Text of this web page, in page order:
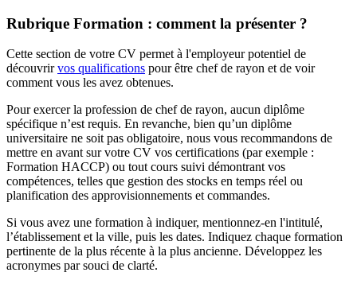
Rubrique Formation : comment la présenter ?
Cette section de votre CV permet à l'employeur potentiel de
découvrirvos qualifications pour être chef de rayon et de voir
comment vous les avez obtenues.
Pour exercer la profession de chef de rayon, aucun diplôme
spécifique n’est requis. En revanche, bien qu’un diplôme
universitaire ne soit pas obligatoire, nous vous recommandons de
mettre en avant sur votre CV vos certifications (par exemple :
Formation HACCP) ou tout cours suivi démontrant vos
compétences, telles que gestion des stocks en temps réel ou
planification des approvisionnements et commandes.
Si vous avez une formation à indiquer, mentionnez-en l'intitulé,
l’établissement et la ville, puis les dates. Indiquez chaque formation
pertinente de la plus récente à la plus ancienne. Développez les
acronymes par souci de clarté.